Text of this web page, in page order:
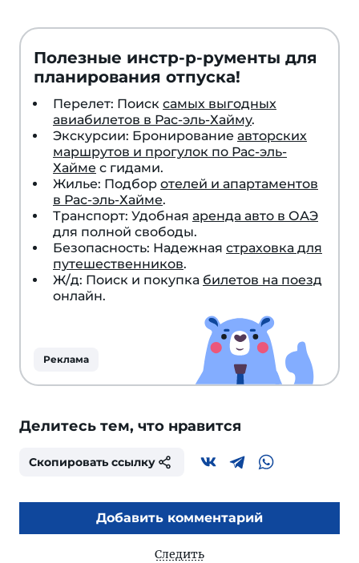
Полезные инстр-р-рументы для
планирования отпуска!
Перелет: Поиск самых выгодных
авиабилетов в Рас-эль-Хайму.
Экскурсии: Бронирование авторских
маршрутов и прогулок по Рас-эль-
Хайме с гидами.
Жилье: Подбор отелей и апартаментов
в Рас-эль-Хайме.
Транспорт: Удобная аренда авто в ОАЭ
для полной свободы.
Безопасность: Надежная страховка для
путешественников.
Ж/д: Поиск и покупка билетов на поезд
онлайн.
Реклама
Делитесь тем, что нравится
Скопировать ссылку
Добавить комментарий
Следить